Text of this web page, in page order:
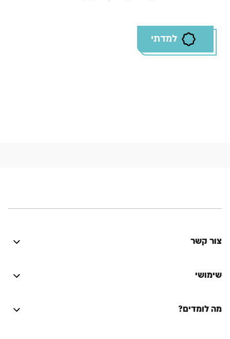
למדתי
צור קשר
לשמוע!
שימושי
על הספר המסורת היהודית
מה לומדים?